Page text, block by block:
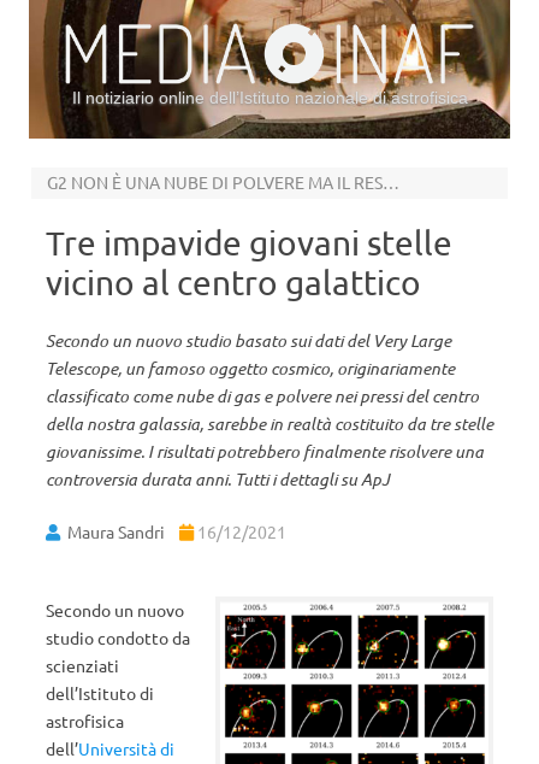
Il notiziario online dell’Istituto nazionale di astrofisica
G2 NON È UNA NUBE DI POLVERE MA IL RESTO DI UN AMMASSO STELLARE
Tre impavide giovani stelle
vicino al centro galattico
Secondo un nuovo studio basato sui dati del Very Large
Telescope, un famoso oggetto cosmico, originariamente
classificato come nube di gas e polvere nei pressi del centro
della nostra galassia, sarebbe in realtà costituito da tre stelle
giovanissime. I risultati potrebbero finalmente risolvere una
controversia durata anni. Tutti i dettagli su ApJ
Maura Sandri 16/12/2021
Secondo un nuovo
studio condotto da
scienziati
dell’Istituto di
astrofisica
dell’Università di